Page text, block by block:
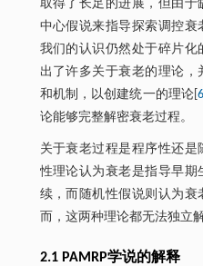
取得了长足的进展，但由于
中心假说来指导探索调控衰
我们的认识仍然处于碎片化
出了许多关于衰老的理论
和机制，以创建统一的理论[6
论能够完整解密衰老过程。
关于衰老过程是程序性还
性理论认为衰老是指导早期
续，而随机性假说则认为衰
而，这两种理论都无法独立
2.1 PAMRP学说的解释